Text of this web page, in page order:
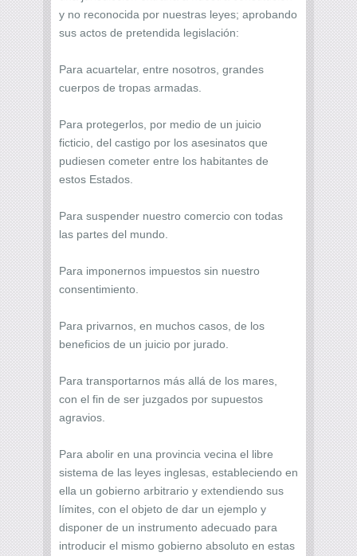
y no reconocida por nuestras leyes; aprobando
sus actos de pretendida legislación:
Para acuartelar, entre nosotros, grandes
cuerpos de tropas armadas.
Para protegerlos, por medio de un juicio
ficticio, del castigo por los asesinatos que
pudiesen cometer entre los habitantes de
estos Estados.
Para suspender nuestro comercio con todas
las partes del mundo.
Para imponernos impuestos sin nuestro
consentimiento.
Para privarnos, en muchos casos, de los
beneficios de un juicio por jurado.
Para transportarnos más allá de los mares,
con el fin de ser juzgados por supuestos
agravios.
Para abolir en una provincia vecina el libre
sistema de las leyes inglesas, estableciendo en
ella un gobierno arbitrario y extendiendo sus
límites, con el objeto de dar un ejemplo y
disponer de un instrumento adecuado para
introducir el mismo gobierno absoluto en estas